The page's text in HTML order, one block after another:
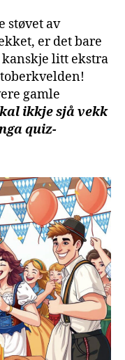
støvet av
er det bare
kanskje litt ekstra
gamle
ikkje sjå vekk
quiz-